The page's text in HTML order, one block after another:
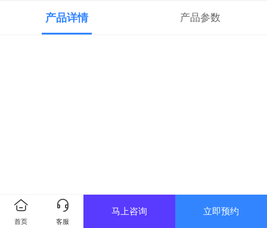
产品详情 产品参数
首页 客服
马上咨询 立即预约